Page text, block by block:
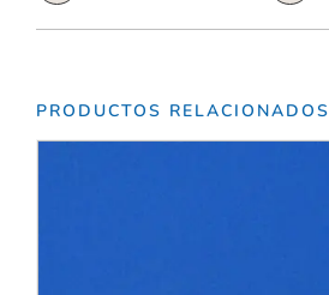
PRODUCTOS RELACIONADOS